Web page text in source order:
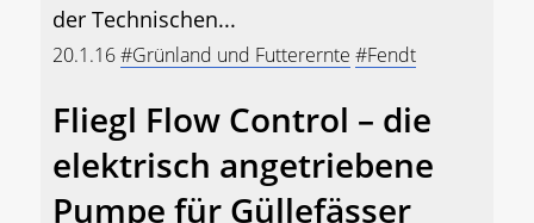
der Technischen...
20.1.16#Grünland und Futterernte #Fendt
Fliegl Flow Control – die
elektrisch angetriebene
Pumpe für Güllefässer